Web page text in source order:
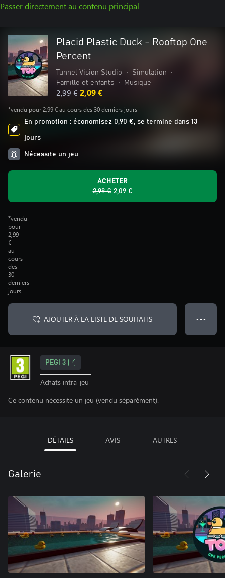
Passer directement au contenu principal
Placid Plastic Duck - Rooftop One
Percent
Tunnel Vision Studio • Simulation
•
Famille et enfants
• Musique
2,99 €2,09 €
*vendu pour 2,99 € au cours des 30 derniers jours
En promotion : économisez 0,90 €, se termine dans 13
jours
Nécessite un jeu
ACHETER
2,99 € 2,09 €
*vendu
pour
2,99
€
au
cours
des
30
derniers
jours
AJOUTER À LA LISTE DE SOUHAITS ● ● ●
PEGI 3
Achats intra-jeu
Ce contenu nécessite un jeu (vendu séparément).
DÉTAILS AVIS AUTRES
Galerie